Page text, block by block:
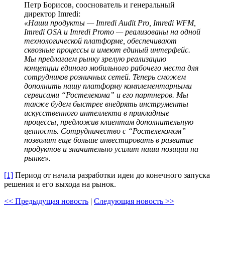
Петр Борисов, сооснователь и генеральный
директор Imredi:
«Наши продукты — Imredi Audit Pro, Imredi WFM,
Imredi OSA и Imredi Promo — реализованы на одной
технологической платформе, обеспечивают
сквозные процессы и имеют единый интерфейс.
Мы предлагаем рынку зрелую реализацию
концепции единого мобильного рабочего места для
сотрудников розничных сетей. Теперь сможем
дополнить нашу платформу комплементарными
сервисами “Ростелекома” и его партнеров. Мы
также будем быстрее внедрять инструменты
искусственного интеллекта в прикладные
процессы, предложив клиентам дополнительную
ценность. Сотрудничество с “Ростелекомом”
позволит еще больше инвестировать в развитие
продуктов и значительно усилит наши позиции на
рынке».
[1] Период от начала разработки идеи до конечного запуска
решения и его выхода на рынок.
<< Предыдущая новость | Следующая новость >>